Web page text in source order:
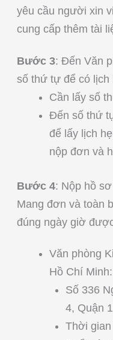
yêu cầu người xin
cung cấp thêm tài
Bước 3: Đến Văn
số thứ tự để có lịch
Cần lấy số
Đến số thứ
để lấy lịch
nộp đơn và
Bước 4: Nộp hồ sơ
Mang đơn và toàn
đúng ngày giờ
Văn phòng
Hồ Chí Minh:
Số 336
4, Quận
Thời